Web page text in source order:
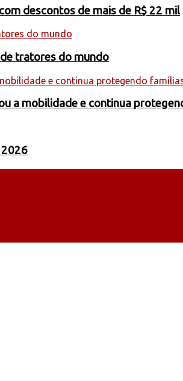
descontos de mais de R$ 22 mil
tratores do mundo
a mobilidade e continua
2026